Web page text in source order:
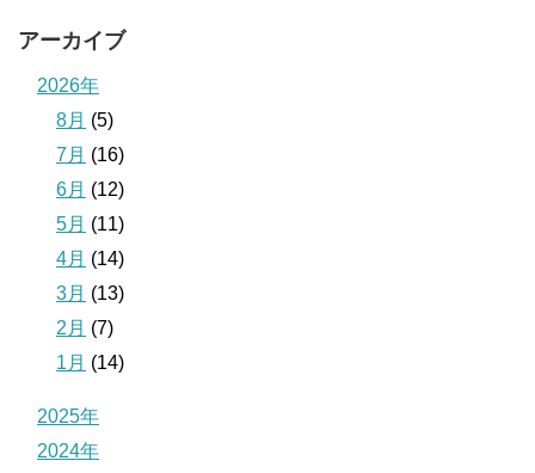
アーカイブ
2026年
8月 (5)
7月 (16)
6月 (12)
5月 (11)
4月 (14)
3月 (13)
2月 (7)
1月 (14)
2025年
2024年